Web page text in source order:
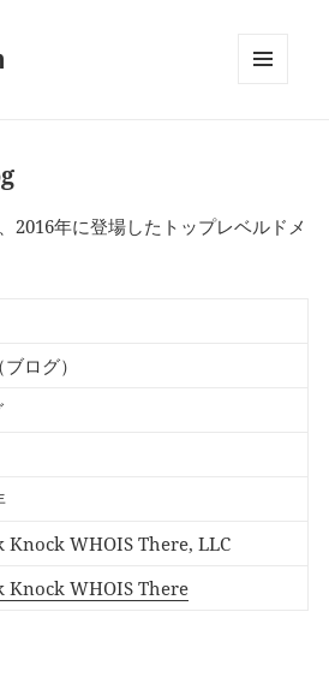
2016年に登場したトップレベルドメ
ログ）
Knock WHOIS There, LLC
Knock WHOIS There